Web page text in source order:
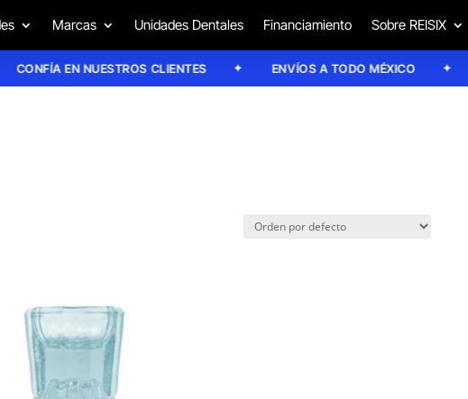
Marcas Unidades Dentales Financiamiento Sobre REISIX
CONFÍA EN NUESTROS CLIENTES ENVÍOS A TODO MÉXICO